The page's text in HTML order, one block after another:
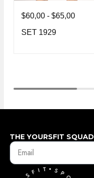
$60,00 - $65,00
SET 1929
THE YOURSFIT SQUAD